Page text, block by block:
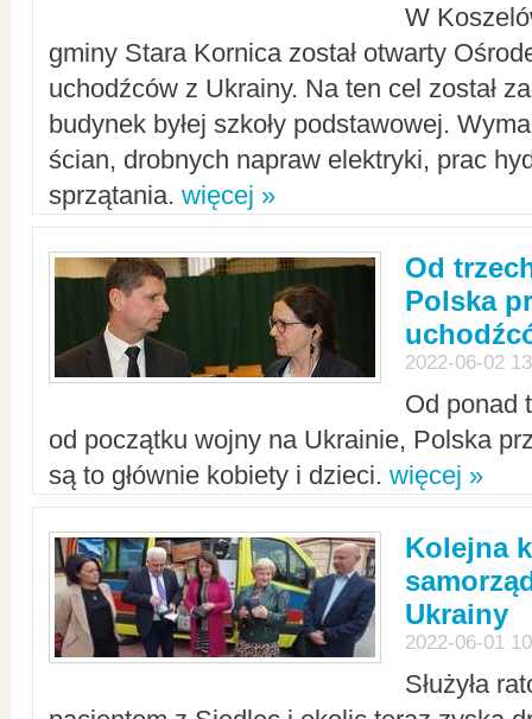
W
gminy Stara Kornica został otwarty
uchodźców z Ukrainy. Na ten cel został
budynek byłej szkoły podstawowej.
ścian, drobnych napraw elektryki, prac
sprzątania. więcej »
Od
Polska
2022-06-02
Od ponad
od początku wojny na Ukrainie, Polska
są to głównie kobiety i dzieci. więcej »
Kolejna
Ukrainy
2022-06-01
Służyła